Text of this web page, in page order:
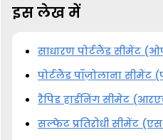
इस लेख में
साधारण पोर्टलैंड सीमेंट
पोर्टलैंड पॉज़ोलाना सीमेंट
रैपिड हार्डनिंग सीमेंट
सल्फेट प्रतिरोधी सीमेंट